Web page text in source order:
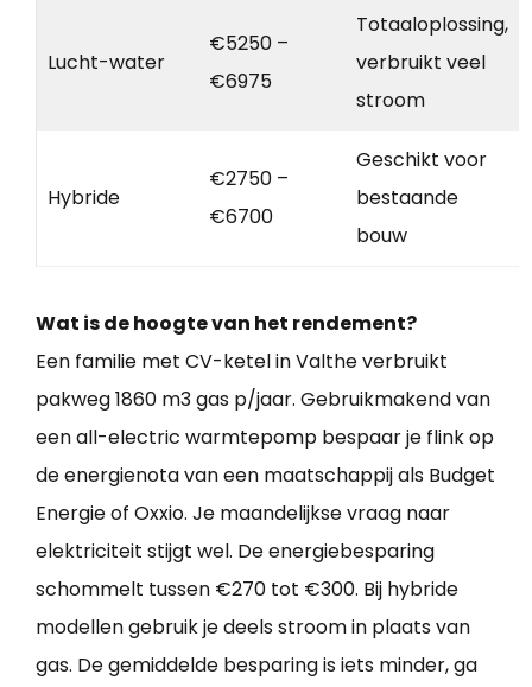
Lucht-water
€5250 –
€6975
Totaaloplossing,
verbruikt veel
stroom
Hybride
€2750 –
€6700
Geschikt voor
bestaande
bouw
Wat is de hoogte van het rendement?
Een familie met CV-ketel in Valthe verbruikt
pakweg 1860 m3 gas p/jaar. Gebruikmakend van
een all-electric warmtepomp bespaar je flink op
de energienota van een maatschappij als Budget
Energie of Oxxio. Je maandelijkse vraag naar
elektriciteit stijgt wel. De energiebesparing
schommelt tussen €270 tot €300. Bij hybride
modellen gebruik je deels stroom in plaats van
gas. De gemiddelde besparing is iets minder, ga